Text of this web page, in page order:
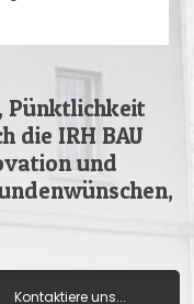
Pünktlichkeit
die IRH BAU
und
Kontaktiere uns...